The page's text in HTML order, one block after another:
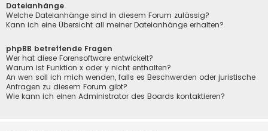
Dateianhänge
Welche Dateianhänge sind in diesem Forum zulässig?
Kann ich eine Übersicht all meiner Dateianhänge erhalten?
phpBB betreffende Fragen
Wer hat diese Forensoftware entwickelt?
Warum ist Funktion x oder y nicht enthalten?
An wen soll ich mich wenden, falls es Beschwerden oder juristische
Anfragen zu diesem Forum gibt?
Wie kann ich einen Administrator des Boards kontaktieren?